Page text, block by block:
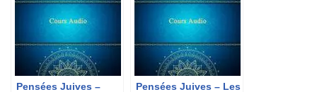
Pensées Juives –
Pensées Juives – Les